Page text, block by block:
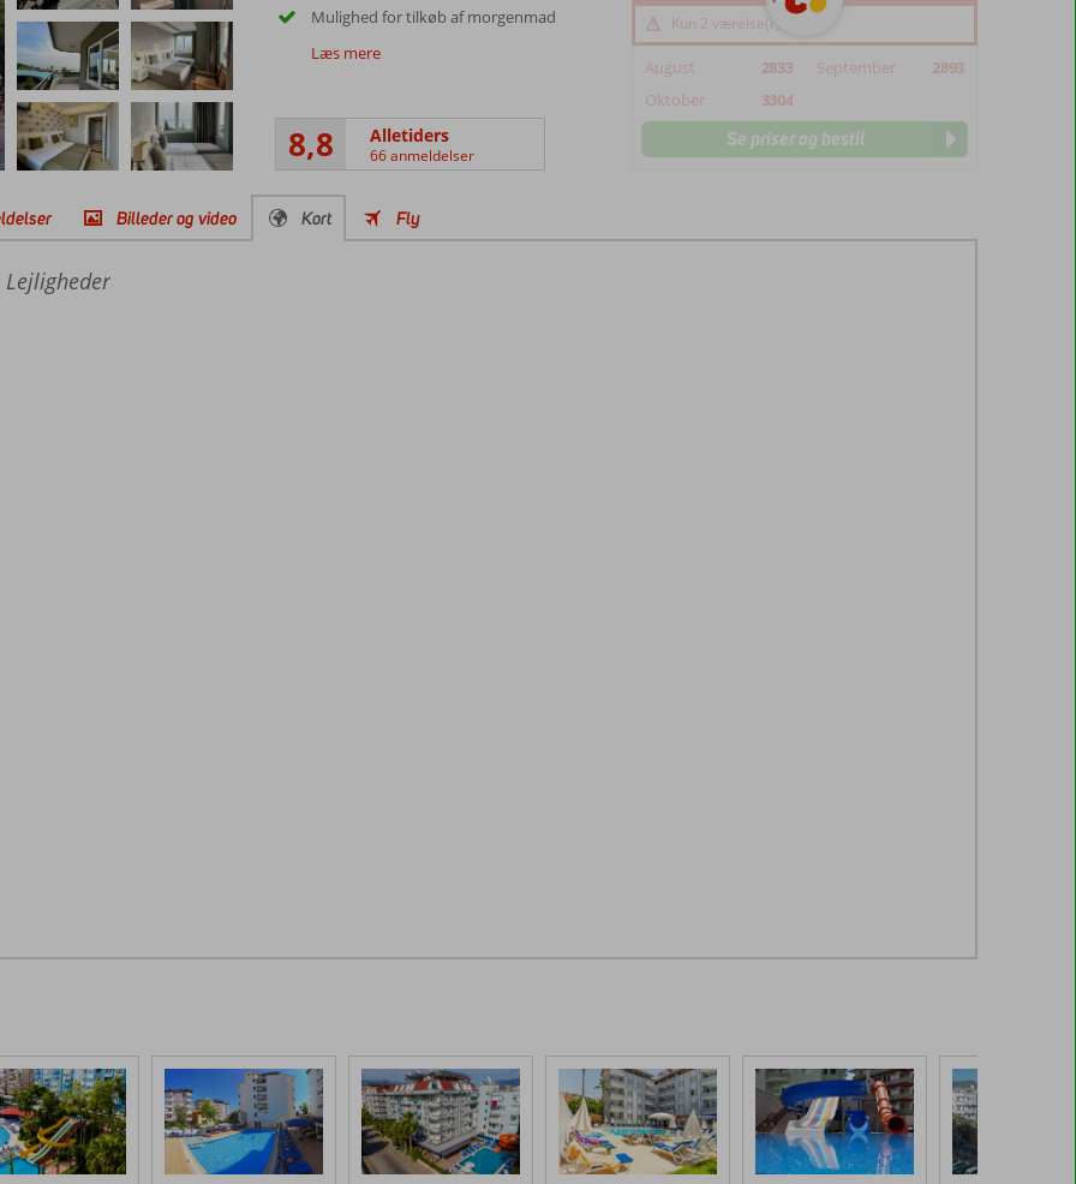
Mulighed for tilkøb af morgenmad
Læs mere
8,8 Alletiders
66 anmeldelser
Kun 2 værelse(r) tilbage
August 2833 September
2893
Oktober
3304
Se priser og bestil
Billeder og video Kort Fly
Lejligheder